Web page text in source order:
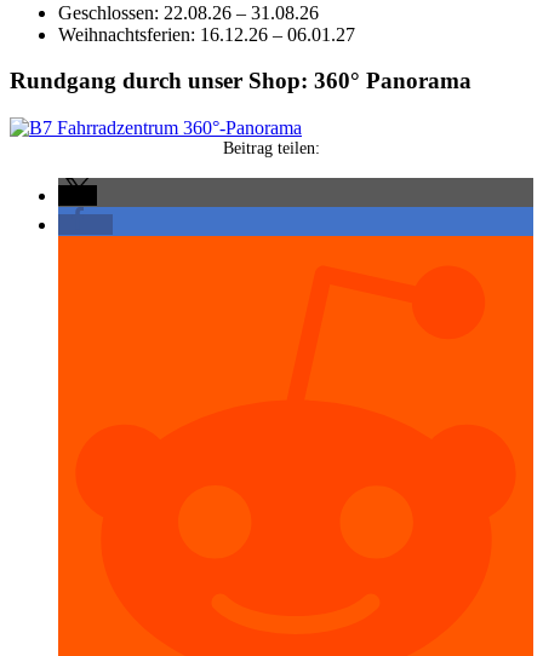
Geschlossen: 22.08.26 – 31.08.26
Weihnachtsferien: 16.12.26 – 06.01.27
Rundgang durch unser Shop: 360° Panorama
Beitrag teilen: